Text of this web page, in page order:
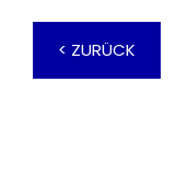
< ZURÜCK